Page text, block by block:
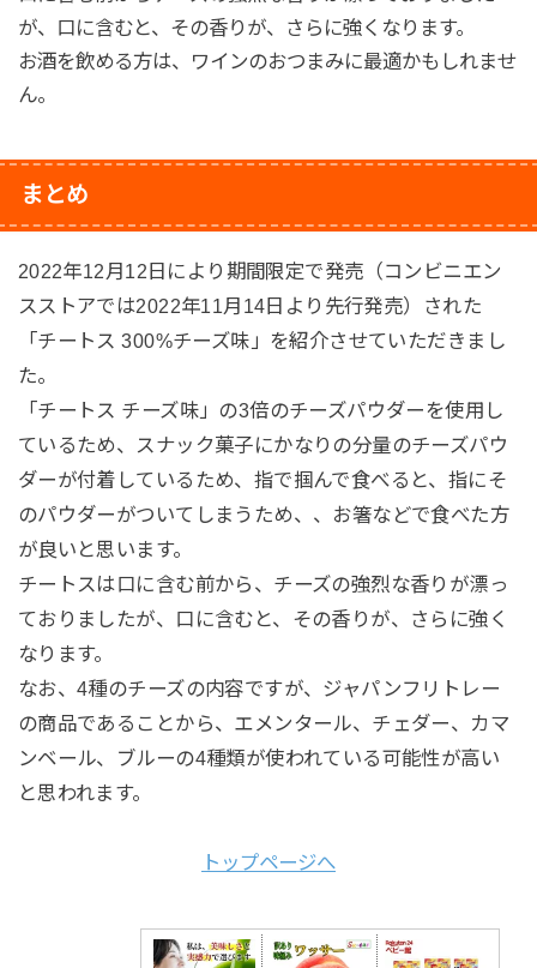
が、口に含むと、その香りが、さらに強くなります。
お酒を飲める方は、ワインのおつまみに最適かもしれませ
ん。
まとめ
2022年12月12日により期間限定で発売（コンビニエン
スストアでは2022年11月14日より先行発売）された
「チートス 300%チーズ味」を紹介させていただきまし
た。
「チートス チーズ味」の3倍のチーズパウダーを使用し
ているため、スナック菓子にかなりの分量のチーズパウ
ダーが付着しているため、指で掴んで食べると、指にそ
のパウダーがついてしまうため、、お箸などで食べた方
が良いと思います。
チートスは口に含む前から、チーズの強烈な香りが漂っ
ておりましたが、口に含むと、その香りが、さらに強く
なります。
なお、4種のチーズの内容ですが、ジャパンフリトレー
の商品であることから、エメンタール、チェダー、カマ
ンベール、ブルーの4種類が使われている可能性が高い
と思われます。
トップページへ